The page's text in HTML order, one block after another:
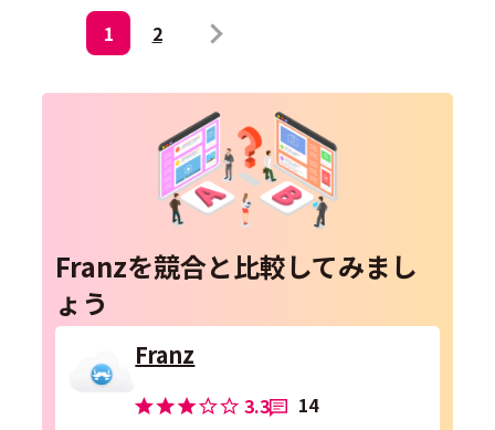
1 2
Franzを競合と比較してみまし
ょう
Franz
3.3 14